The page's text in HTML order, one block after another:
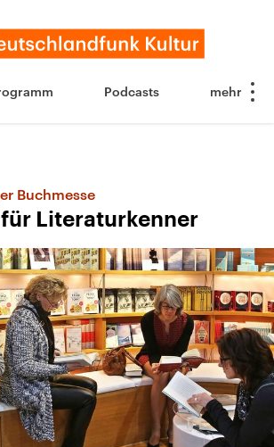
Podcasts
Buchmesse
für Literaturkenner